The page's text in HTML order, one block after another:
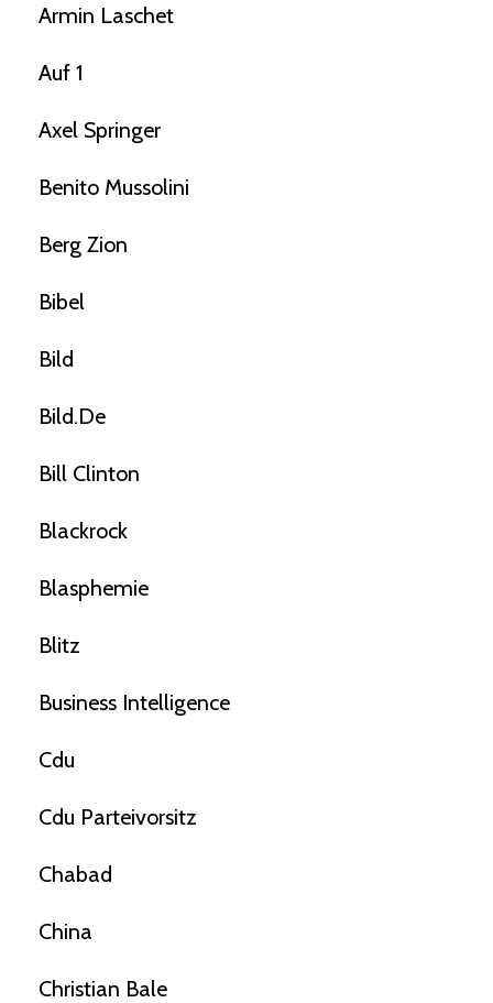
Armin Laschet
Auf 1
Axel Springer
Benito Mussolini
Berg Zion
Bibel
Bild
Bild.de
Bill Clinton
Blackrock
Blasphemie
Blitz
Business Intelligence
Cdu
Cdu Parteivorsitz
Chabad
China
Christian Bale